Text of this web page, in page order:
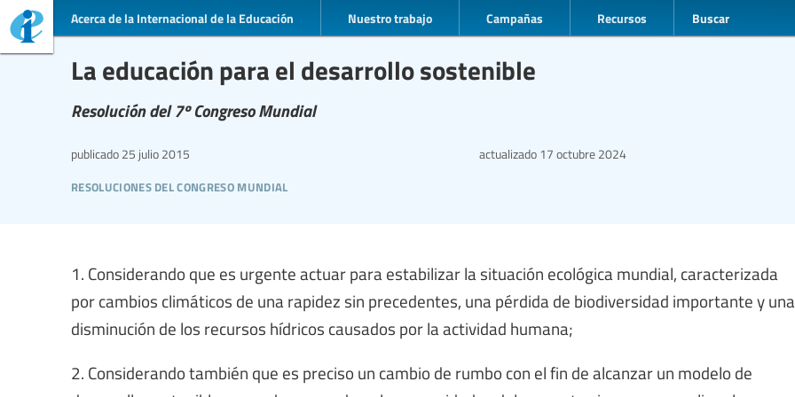
Acerca de la Internacional de la Educación Nuestro trabajo Campañas Recursos Buscar
La educación para el desarrollo sostenible
Resolución del 7º Congreso Mundial
resoluciones del congreso mundial
publicado 25 julio 2015 actualizado 17 octubre 2024
1. Considerando que es urgente actuar para estabilizar la situación ecológica mundial, caracterizada
por cambios climáticos de una rapidez sin precedentes, una pérdida de biodiversidad importante y una
disminución de los recursos hídricos causados por la actividad humana;
2. Considerando también que es preciso un cambio de rumbo con el fin de alcanzar un modelo de